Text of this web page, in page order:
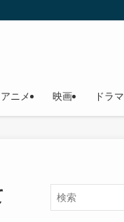
アニメ 映画 ドラマ